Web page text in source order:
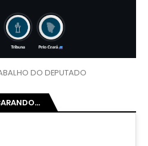
DO DEPUTADO